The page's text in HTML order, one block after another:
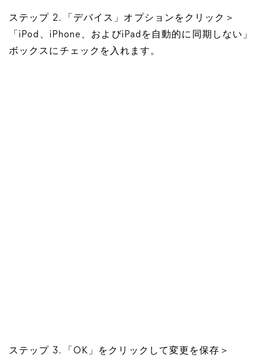
ステップ 2. 「デバイス」オプションをクリック＞
「iPod、iPhone、およびiPadを自動的に同期しない」
ボックスにチェックを入れます。
ステップ 3. 「OK」をクリックして変更を保存＞